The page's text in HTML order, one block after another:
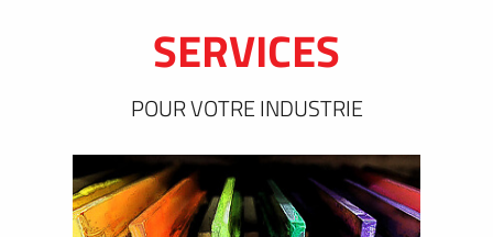
SERVICES
POUR VOTRE INDUSTRIE